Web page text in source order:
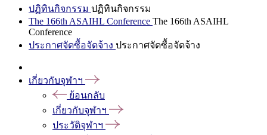
ปฏิทินกิจกรรม ปฏิทินกิจกรรม
The 166th ASAIHL Conference The 166th ASAIHL
Conference
ประกาศจัดซื้อจัดจ้าง ประกาศจัดซื้อจัดจ้าง
เกี่ยวกับจุฬาฯ
ย้อนกลับ
เกี่ยวกับจุฬาฯ
ประวัติจุฬาฯ